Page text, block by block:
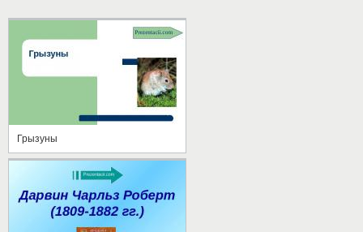
Грызуны